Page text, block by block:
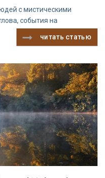
с мистическими
события на
читать статью